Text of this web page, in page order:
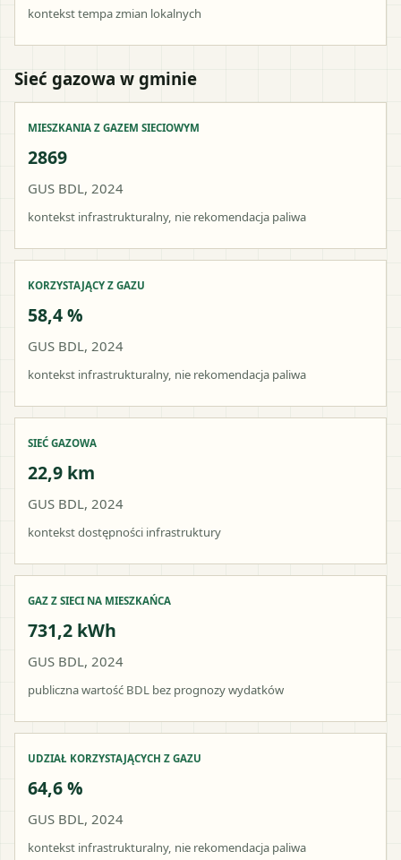
kontekst tempa zmian lokalnych
Sieć gazowa w gminie
MIESZKANIA Z GAZEM SIECIOWYM
2869
GUS BDL, 2024
kontekst infrastrukturalny, nie rekomendacja paliwa
KORZYSTAJĄCY Z GAZU
58,4 %
GUS BDL, 2024
kontekst infrastrukturalny, nie rekomendacja paliwa
SIEĆ GAZOWA
22,9 km
GUS BDL, 2024
kontekst dostępności infrastruktury
GAZ Z SIECI NA MIESZKAŃCA
731,2 kWh
GUS BDL, 2024
publiczna wartość BDL bez prognozy wydatków
UDZIAŁ KORZYSTAJĄCYCH Z GAZU
64,6 %
GUS BDL, 2024
kontekst infrastrukturalny, nie rekomendacja paliwa